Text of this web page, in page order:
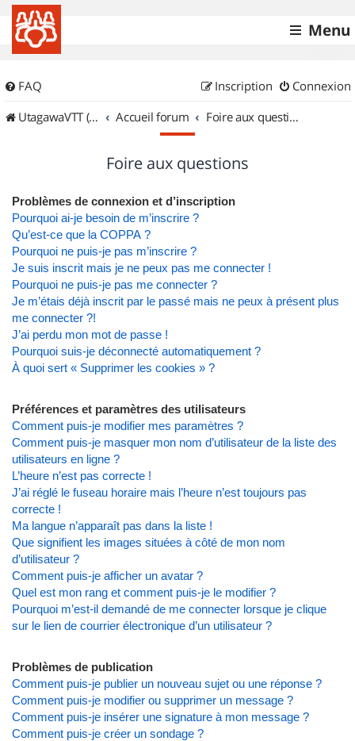
Menu
FAQ Connexion
Inscription
UtagawaVTT (Randos VTT et VTTAE avec traces GPS)
Accueil forum Foire aux questions
Foire aux questions
Problèmes de connexion et d’inscription
Pourquoi ai-je besoin de m’inscrire ?
Qu’est-ce que la COPPA ?
Pourquoi ne puis-je pas m’inscrire ?
Je suis inscrit mais je ne peux pas me connecter !
Pourquoi ne puis-je pas me connecter ?
Je m’étais déjà inscrit par le passé mais ne peux à présent plus
me connecter ?!
J’ai perdu mon mot de passe !
Pourquoi suis-je déconnecté automatiquement ?
À quoi sert « Supprimer les cookies » ?
Préférences et paramètres des utilisateurs
Comment puis-je modifier mes paramètres ?
Comment puis-je masquer mon nom d’utilisateur de la liste des
utilisateurs en ligne ?
L’heure n’est pas correcte !
J’ai réglé le fuseau horaire mais l’heure n’est toujours pas
correcte !
Ma langue n’apparaît pas dans la liste !
Que signifient les images situées à côté de mon nom
d’utilisateur ?
Comment puis-je afficher un avatar ?
Quel est mon rang et comment puis-je le modifier ?
Pourquoi m’est-il demandé de me connecter lorsque je clique
sur le lien de courrier électronique d’un utilisateur ?
Problèmes de publication
Comment puis-je publier un nouveau sujet ou une réponse ?
Comment puis-je modifier ou supprimer un message ?
Comment puis-je insérer une signature à mon message ?
Comment puis-je créer un sondage ?